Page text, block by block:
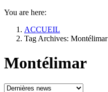
You are here:
ACCUEIL
Tag Archives: Montélimar
Montélimar